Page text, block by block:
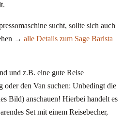
sucht, sollte sich auch
→ alle Details zum Sage Barista
und z.B. eine gute Reise
oder den Van suchen: Unbedingt die
Bild) anschauen! Hierbei handelt es
Set mit einem Reisebecher,